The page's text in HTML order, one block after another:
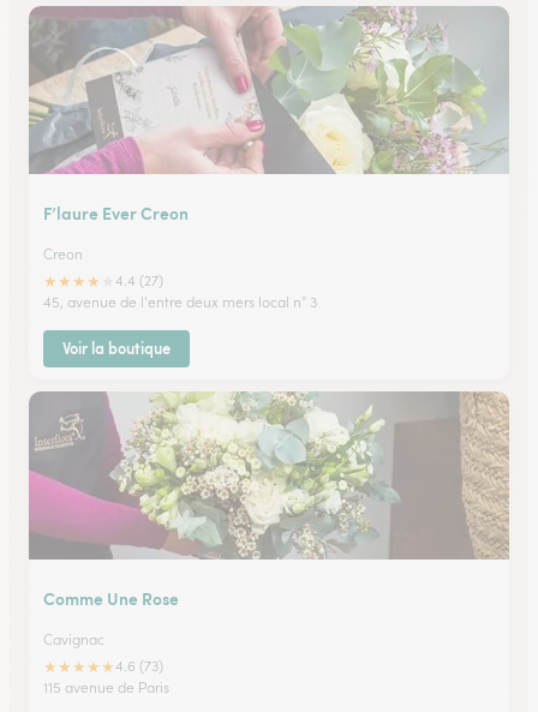
F’laure Ever Creon
Creon
★★★★
4.4 (27)
45, avenue de l'entre deux mers local n° 3
Voir la boutique
Comme Une Rose
Cavignac
★★★★★4.6 (73)
115 avenue de Paris